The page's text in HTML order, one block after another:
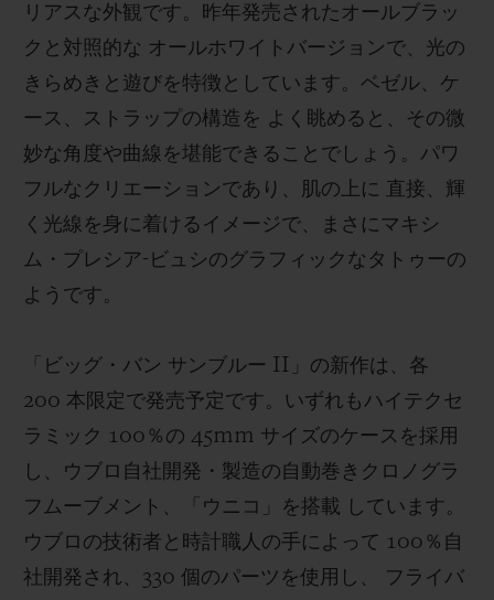
リアスな外観です。昨年発売されたオールブラッ
クと対照的な オールホワイトバージョンで、光の
きらめきと遊びを特徴としています。ベゼル、ケ
ース、ストラップの構造を よく眺めると、その微
妙な角度や曲線を堪能できることでしょう。パワ
フルなクリエーションであり、肌の上に 直接、輝
く光線を身に着けるイメージで、まさにマキシ
ム・プレシア-ビュシのグラフィックなタトゥーの
ようです。
「ビッグ・バン サンブルー II」の新作は、各
200 本限定で発売予定です。いずれもハイテクセ
ラミック 100％の 45mm サイズのケースを採用
し、ウブロ自社開発・製造の自動巻きクロノグラ
フムーブメント、「ウニコ」を搭載 しています。
ウブロの技術者と時計職人の手によって 100％自
社開発され、330 個のパーツを使用し、 フライバ